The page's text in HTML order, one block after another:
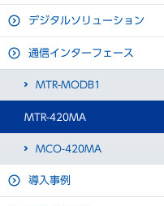
デジタルソリューション
通信インターフェース
MTR-MODB1
MTR-420MA
MCO-420MA
導入事例